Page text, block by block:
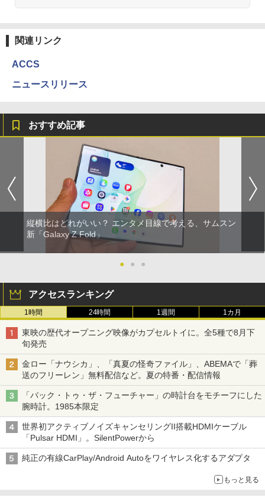
関連リンク
ACCS
ニュースリリース
おすすめ記事
縦横比はどれがいい？ エンタメ目線で考える、サムスン
新「Galaxy Z Fold」
● ● ●
アクセスランキング
1時間 24時間 1週間 1カ月
東映の歴代オープニング映像がカプセルトイに。全5種で8月下
旬発売
金ロー「ナウシカ」、「真夏の怪奇ファイル」、ABEMAで「葬
送のフリーレン」無料配信など。夏の特番・配信情報
「バック・トゥ・ザ・フューチャー」の時計台をモチーフにした
腕時計。1985本限定
世界初アクティブノイズキャンセリングII搭載HDMIケーブル
「Pulsar HDMI」。SilentPowerから
純正の有線CarPlay/Android Autoをワイヤレス化するアダプタ
もっと見る